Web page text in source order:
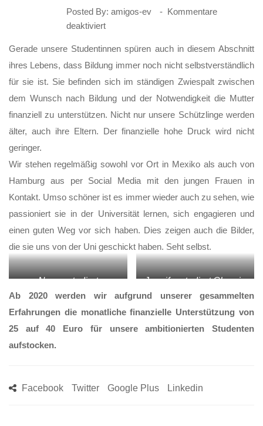
Posted By: amigos-ev
Kommentare
deaktiviertfür
Schule
dann
Studium-
22
Jahre
Gerade unsere Studentinnen spüren auch in diesem Abschnitt
ihres Lebens, dass Bildung immer noch nicht selbstverständlich
für sie ist. Sie befinden sich im ständigen Zwiespalt zwischen
dem Wunsch nach Bildung und der Notwendigkeit die Mutter
finanziell zu unterstützen. Nicht nur unsere Schützlinge werden
älter, auch ihre Eltern. Der finanzielle hohe Druck wird nicht
geringer.
Wir stehen regelmäßig sowohl vor Ort in Mexiko als auch von
Hamburg aus per Social Media mit den jungen Frauen in
Kontakt. Umso schöner ist es immer wieder auch zu sehen, wie
passioniert sie in der Universität lernen, sich engagieren und
einen guten Weg vor sich haben. Dies zeigen auch die Bilder,
die sie uns von der Uni geschickt haben. Seht selbst.
Nancy studiert
Pädagogik, hier bei einer
Podiumsdiskussion
Jennifer studiert Chemie
(mit ihren Kommilitonen
entnimmt sie gerade
Cholesterin aus dem
Ab 2020 werden wir aufgrund unserer gesammelten
Erfahrungen die monatliche finanzielle Unterstützung von
25 auf 40 Euro für unsere ambitionierten Studenten
aufstocken.
Facebook Twitter Google Plus Linkedin